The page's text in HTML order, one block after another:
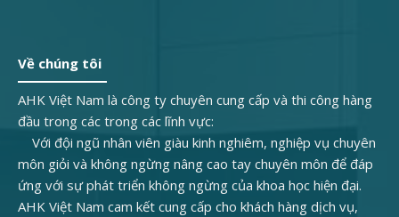
Về chúng tôi
AHK Việt Nam là công ty chuyên cung cấp và thi công hàng
đầu trong các trong các lĩnh vực:
Với đội ngũ nhân viên giàu kinh nghiêm, nghiệp vụ chuyên
môn giỏi và không ngừng nâng cao tay chuyên môn để đáp
ứng với sự phát triển không ngừng của khoa học hiện đại.
AHK Việt Nam cam kết cung cấp cho khách hàng dịch vụ,